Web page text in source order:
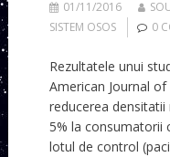
01/11/2016
SISTEM OSOS
0
Rezultatele unui
American Journal
reducerea
5% la consumatorii
lotul de control